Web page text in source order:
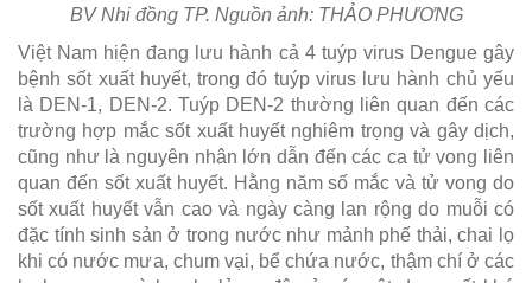
BV Nhi đồng TP. Nguồn ảnh: THẢO PHƯƠNG
Việt Nam hiện đang lưu hành cả 4 tuýp virus Dengue gây
bệnh sốt xuất huyết, trong đó tuýp virus lưu hành chủ yếu
là DEN-1, DEN-2. Tuýp DEN-2 thường liên quan đến các
trường hợp mắc sốt xuất huyết nghiêm trọng và gây dịch,
cũng như là nguyên nhân lớn dẫn đến các ca tử vong liên
quan đến sốt xuất huyết. Hằng năm số mắc và tử vong do
sốt xuất huyết vẫn cao và ngày càng lan rộng do muỗi có
đặc tính sinh sản ở trong nước như mảnh phế thải, chai lọ
khi có nước mưa, chum vại, bể chứa nước, thậm chí ở các